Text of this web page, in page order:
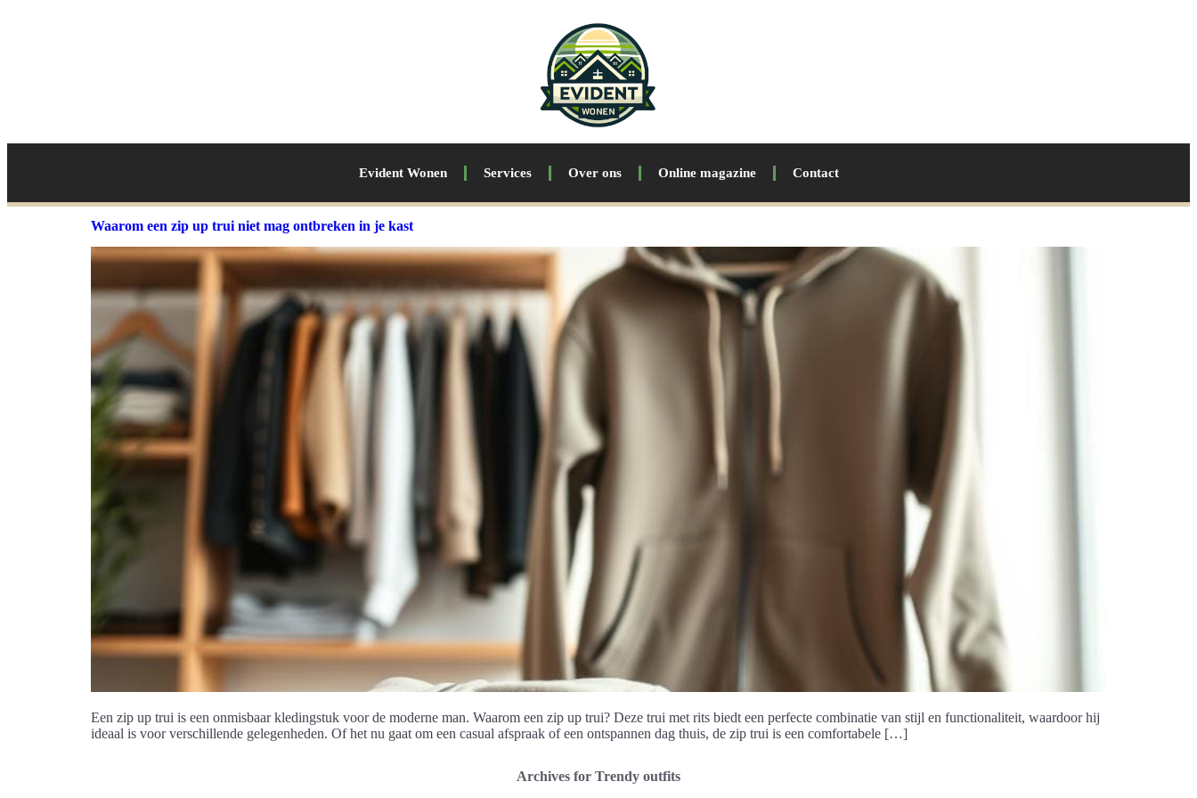
Evident Wonen Services Over ons Online magazine Contact
Waarom een zip up trui niet mag ontbreken in je kast
Een zip up trui is een onmisbaar kledingstuk voor de moderne man. Waarom een zip up trui? Deze trui met rits biedt een perfecte combinatie van stijl en functionaliteit, waardoor hij
ideaal is voor verschillende gelegenheden. Of het nu gaat om een casual afspraak of een ontspannen dag thuis, de zip trui is een comfortabele […]
Archives for Trendy outfits